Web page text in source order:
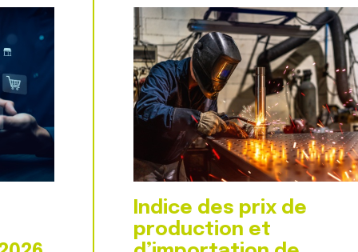
Indice des prix de
production et